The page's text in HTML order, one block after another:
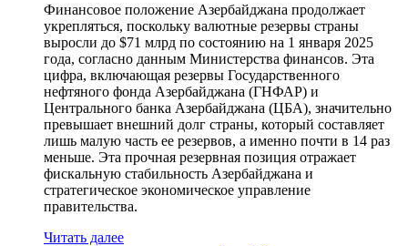
Финансовое положение Азербайджана продолжает
укрепляться, поскольку валютные резервы страны
выросли до $71 млрд по состоянию на 1 января 2025
года, согласно данным Министерства финансов. Эта
цифра, включающая резервы Государственного
нефтяного фонда Азербайджана (ГНФАР) и
Центрального банка Азербайджана (ЦБА), значительно
превышает внешний долг страны, который составляет
лишь малую часть ее резервов, а именно почти в 14 раз
меньше. Эта прочная резервная позиция отражает
фискальную стабильность Азербайджана и
стратегическое экономическое управление
правительства.
Читать далее